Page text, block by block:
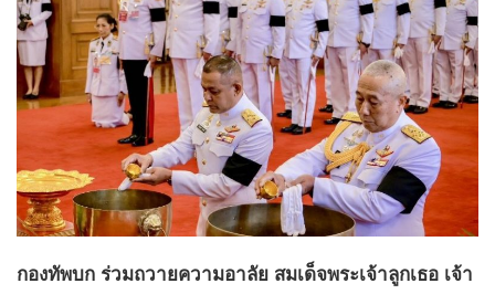
กองทัพบก ร่วมถวายความอาลัย สมเด็จพระเจ้าลูกเธอ เจ้า